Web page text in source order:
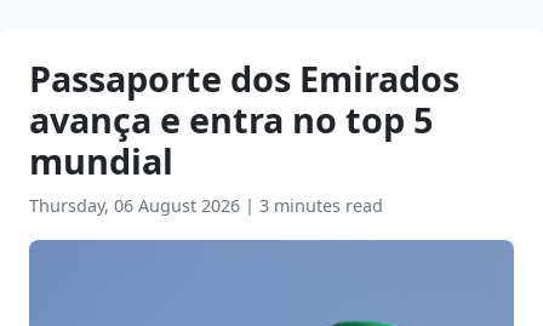
Passaporte dos Emirados
avança e entra no top 5
mundial
Thursday, 06 August 2026 | 3 minutes read